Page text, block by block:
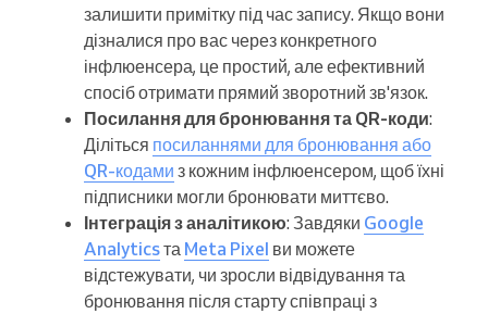
залишити примітку під час запису. Якщо вони
дізналися про вас через конкретного
інфлюенсера, це простий, але ефективний
спосіб отримати прямий зворотний зв'язок.
Посилання для бронювання та QR-коди:
Діліться посиланнями для бронювання або
QR-кодами з кожним інфлюенсером, щоб їхні
підписники могли бронювати миттєво.
Інтеграція з аналітикою: Завдяки Google
Analyticsта Meta Pixel ви можете
відстежувати, чи зросли відвідування та
бронювання після старту співпраці з